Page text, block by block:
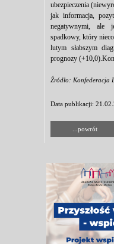
ubezpieczenia
jak informacja,
negatywnymi, ale
spadkowy, który
lutym słabszym
prognozy
Źródło: Konfederacja
Data publikacji:
...powrót